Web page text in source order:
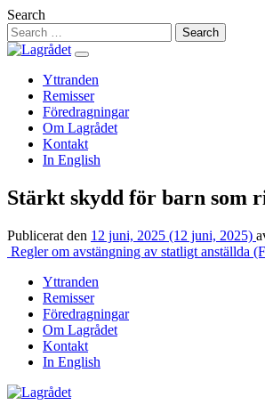
Hoppa
till
innehåll
Search
Yttranden
Remisser
Föredragningar
Om Lagrådet
Kontakt
In English
Stärkt skydd för barn som
Publicerat den 12 juni, 2025 (12 juni, 2025)
Inläggsnavigering
Regler om avstängning av statligt anställda
Yttranden
Remisser
Föredragningar
Om Lagrådet
Kontakt
In English